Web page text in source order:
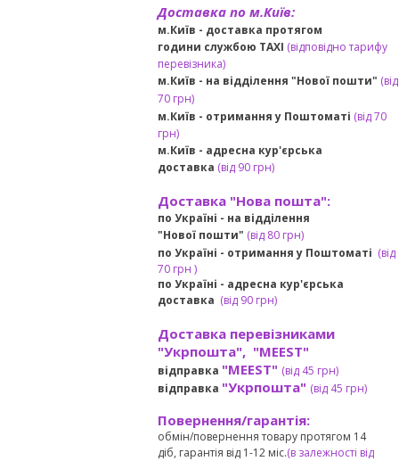
Доставка по м.Київ:
м.Київ - доставка протягом
години службою TAXI (відповідно тарифу
перевізника)
м.Київ - на відділення "Нової пошти" (від
70 грн)
м.Київ - отримання у Поштоматі (від 70
грн)
м.Київ - адресна кур'єрська
доставка (від90 грн)
Доставка "Нова пошта":
по Україні - на відділення
"Нової пошти" (від 80 грн)
по Україні - отримання у Поштоматі (від
70 грн )
по Україні - адресна кур'єрська
доставка (від90 грн)
Доставка перевізниками
"Укрпошта", "MEEST"
відправка "MEEST" (від 45 грн)
відправка "Укрпошта" (від 45 грн)
Повернення/гарантія:
обмін/повернення товару протягом 14
діб, гарантія від 1-12 міс.(в залежності від